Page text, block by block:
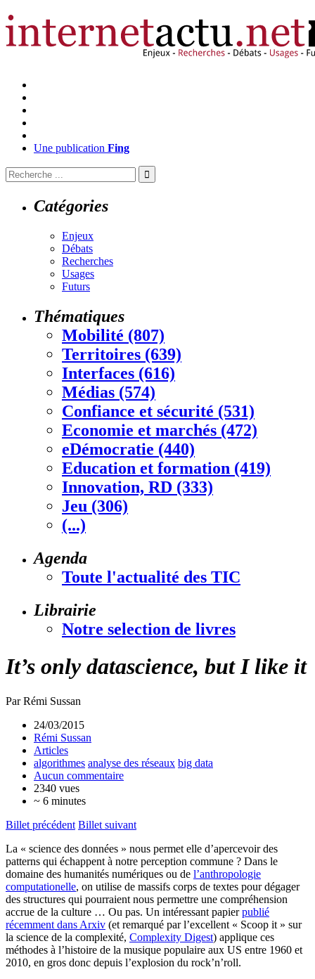
Une publication Fing
Catégories
Enjeux
Débats
Recherches
Usages
Futurs
Thématiques
Mobilité (807)
Territoires (639)
Interfaces (616)
Médias (574)
Confiance et sécurité (531)
Economie et marchés (472)
eDémocratie (440)
Education et formation (419)
Innovation, RD (333)
Jeu (306)
(...)
Agenda
Toute l'actualité des TIC
Librairie
Notre selection de livres
It’s only datascience, but I like it
Par Rémi Sussan
24/03/2015
Rémi Sussan
Articles
algorithmes analyse des réseaux big data
Aucun commentaire
2340 vues
~ 6 minutes
Billet précédent Billet suivant
La « science des données » nous permet elle d’apercevoir des
patterns qui échappent à notre perception commune ? Dans le
domaine des humanités numériques ou de l’anthropologie
computationelle, on utilise de massifs corps de textes pour dégager
des structures qui pourraient nous permettre une compréhension
accrue de la culture … Ou pas. Un intéressant papierpublié
récemment dans Arxiv (et remarqué par l’excellent « Scoop it » sur
la science de la complexité, Complexity Digest) applique ces
méthodes à l’histoire de la musique populaire aux US entre 1960 et
2010, en gros donc depuis l’explosion du rock’n’roll.